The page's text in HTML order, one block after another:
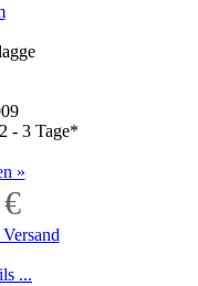
2 - 3 Tage*
»
...